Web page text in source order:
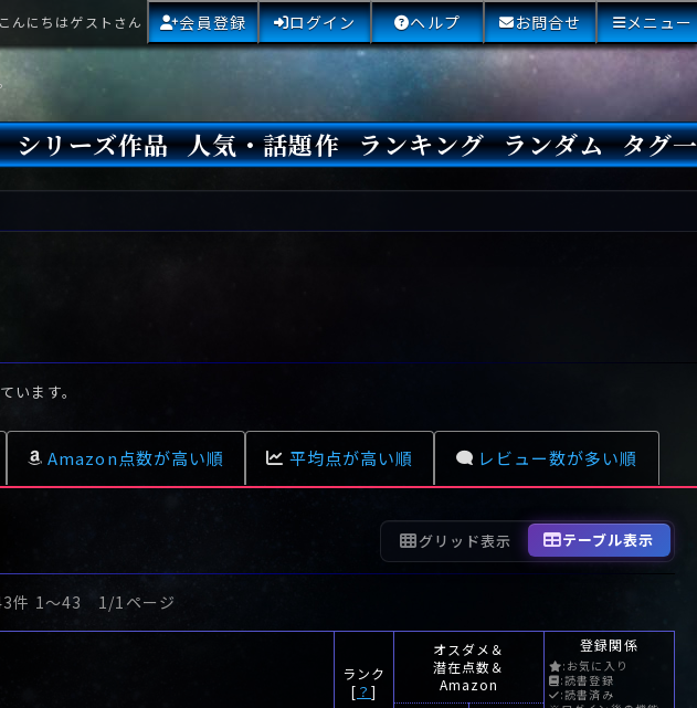
こんにちはゲストさん 会員登録 ログイン ヘルプ お問合せ メニュー
年版
)
2026年版
(海外)
年版
)』2025年版
』(海外)
年版(国内)
年版(海外)
協会賞
大賞
テリ大賞
リーがすごい!』大賞
(長編賞)
賞)
ガー賞(CWA賞)
編賞)
とみる
シリーズ作品 人気・話題作
本日
3日間
今週
今月
最近閲覧された小説
ランキング
国内総合ランキング
海外総合ランキング
Amazon国内作品高評価
Amazon海外作品高評価
国内作品高評価
海外作品高評価
閲覧回数
オススメ投票回数
読書した人が多い小説
サイトランク
Sランク
Aランク
Bランク
Cランク
Dランク
Eランク
Fランク
ランダム タグ
初心者におすすめ
クローズド・サー
本格ミステリ
青春ミステリ
学園ミステリ
日常の謎
SFミステリ
倒叙ミステリ
警察小説
映画化
ドラマ化
その他をもっとみ
います。
Amazon点数が高い順 平均点が高い順 レビュー数が多い順
グリッド表示 テーブル表示
件 1〜43 1/1ページ
ランク
[ ？]
オスダメ＆
潜在点数＆
Amazon
登録関係
:お気に入り
:読書登録
:読書済み